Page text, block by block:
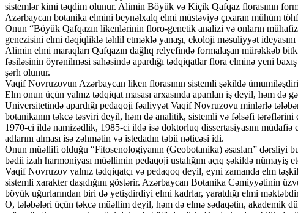
sistemlər kimi təqdim olunur. Alimin Böyük və Kiçik Qafqaz florasının
Azərbaycan botanika elmini beynəlxalq elmi müstəviyə çıxaran mühüm
Onun “Böyük Qafqazın likenlərinin floro-genetik analizi və onların
genezisini elmi dəqiqliklə təhlil etməklə yanaşı, ekoloji məsuliyyət
Alimin elmi maraqları Qafqazın dağlıq relyefində formalaşan mürəkkəb
fəsiləsinin öyrənilməsi sahəsində apardığı tədqiqatlar flora elminə yeni
şərh olunur.
Vaqif Novruzovun Azərbaycan liken florasının sistemli şəkildə
Elm onun üçün yalnız tədqiqat masası arxasında aparılan iş deyil, həm
Universitetində apardığı pedaqoji fəaliyyət Vaqif Novruzovu minlərlə
botanikanın təkcə təsviri deyil, həm də analitik, sistemli və fəlsəfi tərəflərini
1970-ci ildə namizədlik, 1985-ci ildə isə doktorluq dissertasiyasını müdafiə
adlarını alması isə zəhmətin və istedadın təbii nəticəsi idi.
Onun müəllifi olduğu “Fitosenologiyanın (Geobotanika) əsasları” dərsliyi
bədii izah harmoniyası müəllimin pedaqoji ustalığını açıq şəkildə nümayiş
Vaqif Novruzov yalnız tədqiqatçı və pedaqoq deyil, eyni zamanda elm
sistemli xarakter daşıdığını göstərir. Azərbaycan Botanika Cəmiyyətinin
böyük uğurlarından biri də yetişdirdiyi elmi kadrlar, yaratdığı elmi
O, tələbələri üçün təkcə müəllim deyil, həm də elmə sədaqətin, akademik